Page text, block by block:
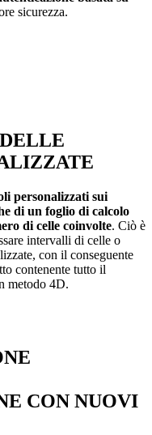
sicurezza.
personalizzati sui
di un foglio di calcolo
di celle coinvolte. Ciò è
intervalli di celle o
con il conseguente
contenente tutto il
metodo 4D.
CON NUOVI